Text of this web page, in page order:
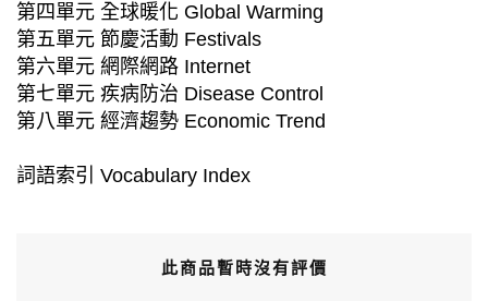
第四單元 全球暖化 Global Warming
第五單元 節慶活動 Festivals
第六單元 網際網路 Internet
第七單元 疾病防治 Disease Control
第八單元 經濟趨勢 Economic Trend
詞語索引 Vocabulary Index
此商品暫時沒有評價